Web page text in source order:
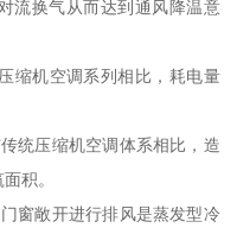
流换气从而达到通风降温意
缩机空调系列相比，耗电量
统压缩机空调体系相比，造
积。
窗敞开进行排风是蒸发型冷